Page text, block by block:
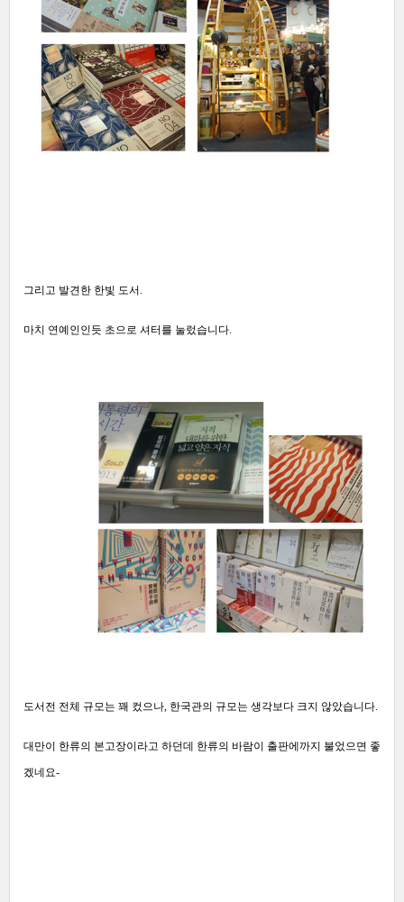
그리고 발견한 한빛 도서.
마치 연예인인듯 초으로 셔터를 눌렀습니다.
도서전 전체 규모는 꽤 컸으나, 한국관의 규모는 생각보다 크지 않았습니다.
대만이 한류의 본고장이라고 하던데 한류의 바람이 출판에까지 불었으면 좋
겠네요-